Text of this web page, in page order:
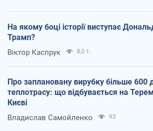
На якому боці історії виступає
Трамп?
Віктор Каспрук 8,0 т.
Про заплановану вирубку більше 600
теплотрасу: що відбувається на
Києві
Владислав Самойленко 93